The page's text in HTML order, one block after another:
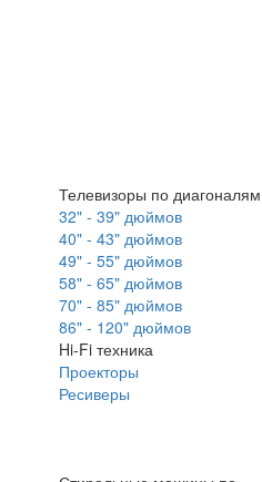
Телевизоры по диагоналям
32" - 39" дюймов
40" - 43" дюймов
49" - 55" дюймов
58" - 65" дюймов
70" - 85" дюймов
86" - 120" дюймов
Hi-Fi техника
Проекторы
Ресиверы